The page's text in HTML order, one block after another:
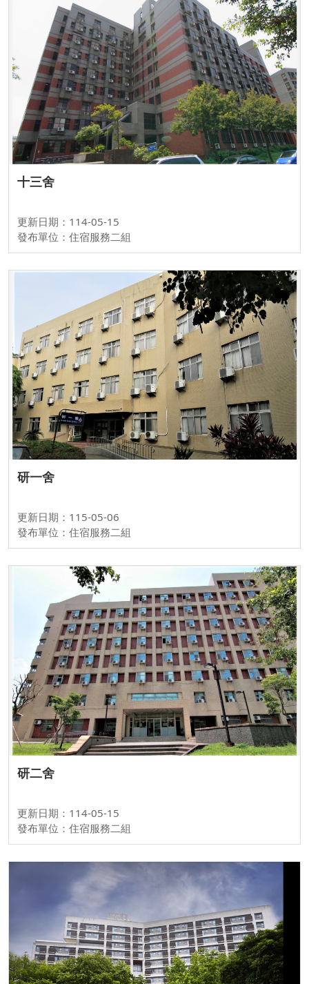
十三舍
更新日期：114-05-15
發布單位：住宿服務二組
研一舍
更新日期：115-05-06
發布單位：住宿服務二組
研二舍
更新日期：114-05-15
發布單位：住宿服務二組